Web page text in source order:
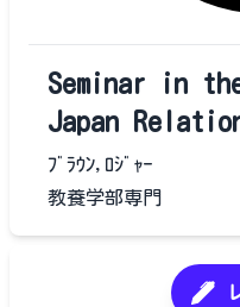
Seminar in
Japan
ﾌﾞﾗｳﾝ,ﾛｼﾞｬｰ
教養学部専門